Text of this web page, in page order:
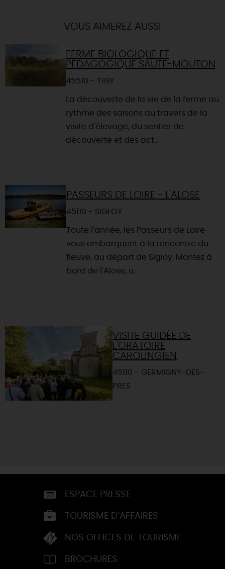
VOUS AIMEREZ AUSSI
FERME BIOLOGIQUE ET
PÉDAGOGIQUE SAUTE-MOUTON
45510 - TIGY
La découverte de la vie de la ferme au
rythme des saisons au travers de la
visite d'élevage, du sentier de
découverte et des act...
PASSEURS DE LOIRE - L'ALOSE
45110 - SIGLOY
Toute l'année, les Passeurs de Loire
vous embarquent à la rencontre du
fleuve, au départ de Sigloy. Montez à
bord de l'Alose, u...
VISITE GUIDÉE DE
L'ORATOIRE
CAROLINGIEN
45110 - GERMIGNY-DES-
PRES
ESPACE PRESSE
TOURISME D’AFFAIRES
NOS OFFICES DE TOURISME
BROCHURES